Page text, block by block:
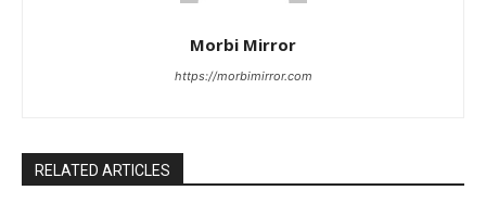
Morbi Mirror
https://morbimirror.com
RELATED ARTICLES